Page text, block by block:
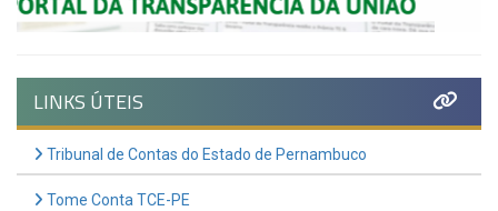
LINKS ÚTEIS
Tribunal de Contas do Estado de Pernambuco
Tome Conta TCE-PE